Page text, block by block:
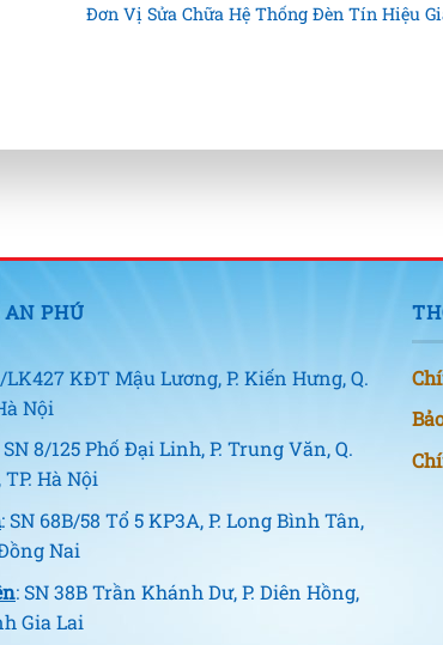
Đơn Vị Sửa Chữa Hệ Thống Đèn Tín Hiệu
PHÚ
LK427 KĐT Mậu Lương, P. Kiến Hưng, Q.
Nội
8/125 Phố Đại Linh, P. Trung Văn, Q.
Hà Nội
: SN 68B/58 Tổ 5 KP3A, P. Long Bình Tân,
Nai
: SN 38B Trần Khánh Dư, P. Diên Hồng,
Gia Lai